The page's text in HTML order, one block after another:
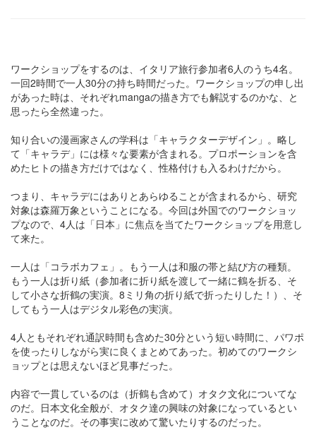
ワークショップをするのは、イタリア旅行参加者6人のうち4名。
一回2時間で一人30分の持ち時間だった。ワークショップの申し出
があった時は、それぞれmangaの描き方でも解説するのかな、と
思ったら全然違った。
知り合いの漫画家さんの学科は「キャラクターデザイン」。略し
て「キャラデ」には様々な要素が含まれる。プロポーションを含
めたヒトの描き方だけではなく、性格付けも入るわけだから。
つまり、キャラデにはありとあらゆることが含まれるから、研究
対象は森羅万象ということになる。今回は外国でのワークショッ
プなので、4人は「日本」に焦点を当てたワークショップを用意し
て来た。
一人は「コラボカフェ」。もう一人は和服の帯と結び方の種類。
もう一人は折り紙（参加者に折り紙を渡して一緒に鶴を折る、そ
して小さな折鶴の実演。8ミリ角の折り紙で折ったりした！）、そ
してもう一人はデジタル彩色の実演。
4人ともそれぞれ通訳時間も含めた30分という短い時間に、パワポ
を使ったりしながら実に良くまとめてあった。初めてのワークシ
ョップとは思えないほど見事だった。
内容で一貫しているのは（折鶴も含めて）オタク文化についてな
のだ。日本文化全般が、オタク達の興味の対象になっているとい
うことなのだ。その事実に改めて驚いたりするのだった。